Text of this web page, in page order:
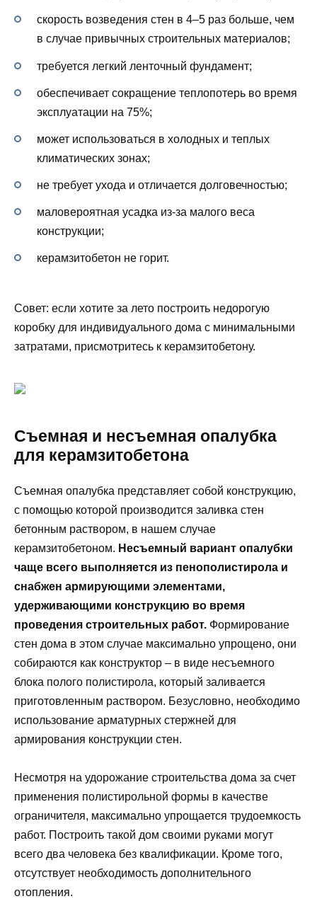
скорость возведения стен в 4–5 раз больше, чем
в случае привычных строительных материалов;
требуется легкий ленточный фундамент;
обеспечивает сокращение теплопотерь во время
эксплуатации на 75%;
может использоваться в холодных и теплых
климатических зонах;
не требует ухода и отличается долговечностью;
маловероятная усадка из-за малого веса
конструкции;
керамзитобетон не горит.
Совет: если хотите за лето построить недорогую
коробку для индивидуального дома с минимальными
затратами, присмотритесь к керамзитобетону.
Съемная и несъемная опалубка
для керамзитобетона
Съемная опалубка представляет собой конструкцию,
с помощью которой производится заливка стен
бетонным раствором, в нашем случае
керамзитобетоном. Несъемный вариант опалубки
чаще всего выполняется из пенополистирола и
снабжен армирующими элементами,
удерживающими конструкцию во время
проведения строительных работ. Формирование
стен дома в этом случае максимально упрощено, они
собираются как конструктор – в виде несъемного
блока полого полистирола, который заливается
приготовленным раствором. Безусловно, необходимо
использование арматурных стержней для
армирования конструкции стен.
Несмотря на удорожание строительства дома за счет
применения полистирольной формы в качестве
ограничителя, максимально упрощается трудоемкость
работ. Построить такой дом своими руками могут
всего два человека без квалификации. Кроме того,
отсутствует необходимость дополнительного
отопления.